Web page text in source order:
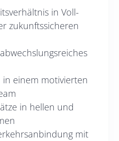
in Voll-
zukunftssicheren
in einem motivierten
in hellen und
mit